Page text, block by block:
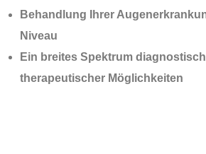
Behandlung Ihrer
Niveau
Ein breites Spektrum
therapeutischer Möglichkeiten